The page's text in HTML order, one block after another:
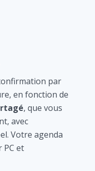
par
en fonction de
, que vous
avec
Votre agenda
PC et